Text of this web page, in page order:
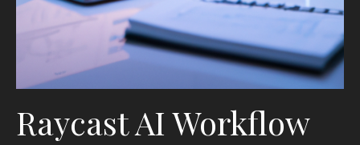
Raycast AI Workflow